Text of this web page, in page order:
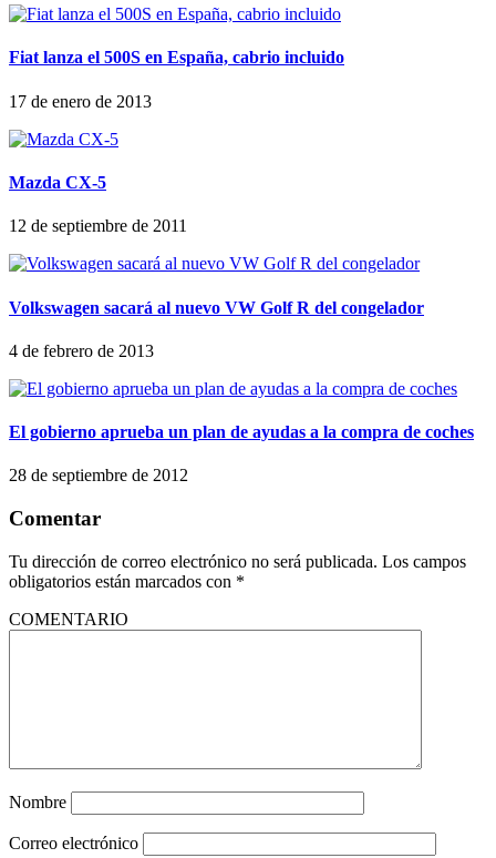
Fiat lanza el 500S en España, cabrio incluido
17 de enero de 2013
Mazda CX-5
12 de septiembre de 2011
Volkswagen sacará al nuevo VW Golf R del congelador
4 de febrero de 2013
El gobierno aprueba un plan de ayudas a la compra de coches
28 de septiembre de 2012
Comentar
Tu dirección de correo electrónico no será publicada. Los campos
obligatorios están marcados con *
COMENTARIO
Nombre
Correo electrónico